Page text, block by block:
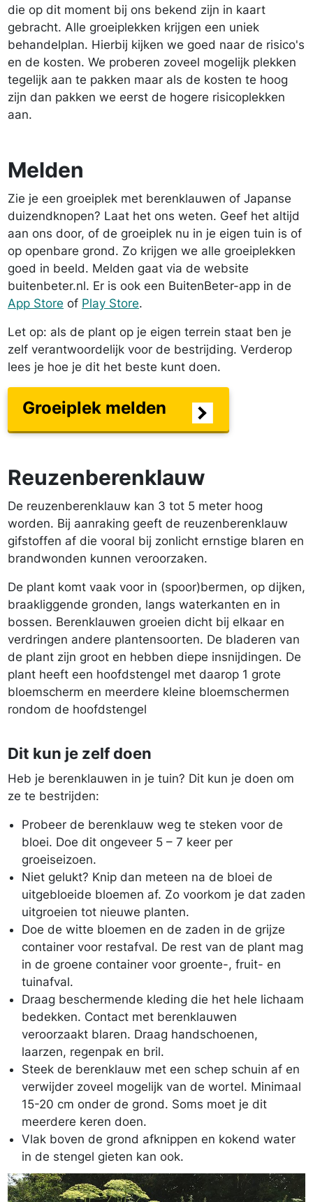
die op dit moment bij ons bekend zijn in kaart
gebracht. Alle groeiplekken krijgen een uniek
behandelplan. Hierbij kijken we goed naar de risico's
en de kosten. We proberen zoveel mogelijk plekken
tegelijk aan te pakken maar als de kosten te hoog
zijn dan pakken we eerst de hogere risicoplekken
aan.
Melden
Zie je een groeiplek met berenklauwen of Japanse
duizendknopen? Laat het ons weten. Geef het altijd
aan ons door, of de groeiplek nu in je eigen tuin is of
op openbare grond. Zo krijgen we alle groeiplekken
goed in beeld. Melden gaat via de website
buitenbeter.nl. Er is ook een BuitenBeter-app in de
App Store of Play Store.
Let op: als de plant op je eigen terrein staat ben je
zelf verantwoordelijk voor de bestrijding. Verderop
lees je hoe je dit het beste kunt doen.
Groeiplek melden
Reuzenberenklauw
De reuzenberenklauw kan 3 tot 5 meter hoog
worden. Bij aanraking geeft de reuzenberenklauw
gifstoffen af die vooral bij zonlicht ernstige blaren en
brandwonden kunnen veroorzaken.
De plant komt vaak voor in (spoor)bermen, op dijken,
braakliggende gronden, langs waterkanten en in
bossen. Berenklauwen groeien dicht bij elkaar en
verdringen andere plantensoorten. De bladeren van
de plant zijn groot en hebben diepe insnijdingen. De
plant heeft een hoofdstengel met daarop 1 grote
bloemscherm en meerdere kleine bloemschermen
rondom de hoofdstengel
Dit kun je zelf doen
Heb je berenklauwen in je tuin? Dit kun je doen om
ze te bestrijden:
Probeer de berenklauw weg te steken voor de
bloei. Doe dit ongeveer 5 – 7 keer per
groeiseizoen.
Niet gelukt? Knip dan meteen na de bloei de
uitgebloeide bloemen af. Zo voorkom je dat zaden
uitgroeien tot nieuwe planten.
Doe de witte bloemen en de zaden in de grijze
container voor restafval. De rest van de plant mag
in de groene container voor groente-, fruit- en
tuinafval.
Draag beschermende kleding die het hele lichaam
bedekken. Contact met berenklauwen
veroorzaakt blaren. Draag handschoenen,
laarzen, regenpak en bril.
Steek de berenklauw met een schep schuin af en
verwijder zoveel mogelijk van de wortel. Minimaal
15-20 cm onder de grond. Soms moet je dit
meerdere keren doen.
Vlak boven de grond afknippen en kokend water
in de stengel gieten kan ook.